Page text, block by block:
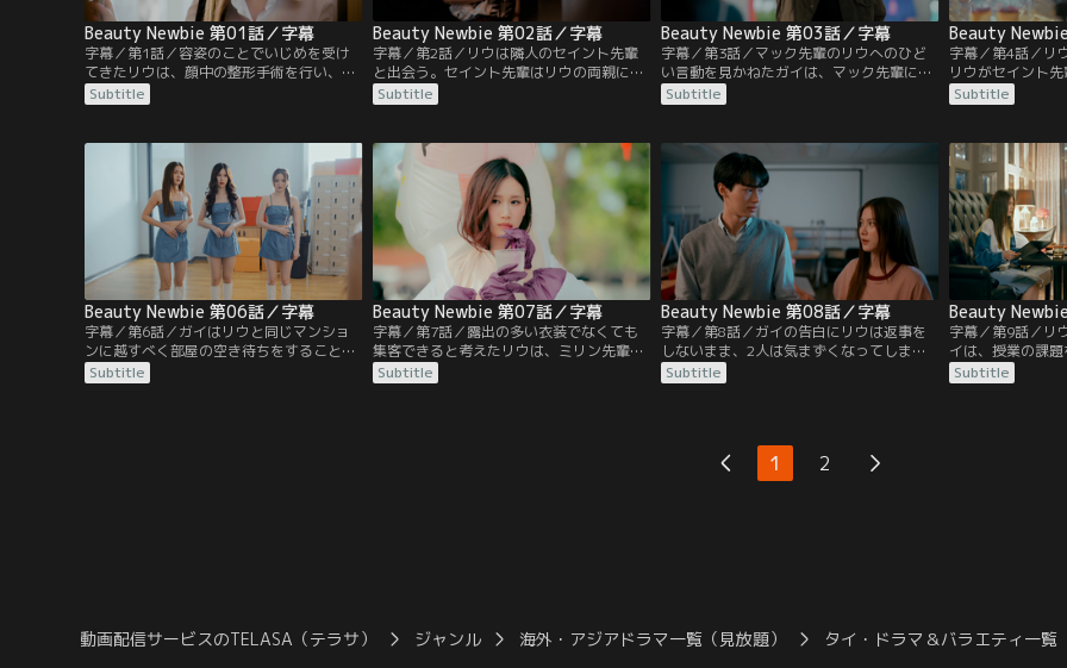
Beauty Newbie 第01話／字幕
字幕／第1話／容姿のことでいじめを受け
てきたリウは、顔中の整形手術を行い、新
しい顔で大学に入学。そこで、フェーに出
会い人生で初めての友達ができる。しか
んなに整形の事実を伝えることになってし
まう。そんな中、リウは整形前の自分を知
るガイから、フェーと友達になるなと言わ
Subtitle
Beauty Newbie 第02話／字幕
字幕／第2話／リウは隣人のセイント先輩
と出会う。セイント先輩はリウの両親に気
に入られ、リウの面倒を頼まれていた。一
方フェーは、ミスコン代表を辞退するリウ
を買って出る。そんな中、リウはマック先
輩から突然告白される。それを見ていたフ
ェーは、リウが席をはずした隙にマック先
輩に近づき…。
Subtitle
Beauty Newbie 第03話／字幕
字幕／第3話／マック先輩のリウへのひど
い言動を見かねたガイは、マック先輩に手
を出しそのまま騒動に発展。教授にバレて
しまうが、セイント先輩がガイを助けてく
ックに余計なことを頼んでしまった”と謝
り、これからは自分がリウの面倒を見ると
伝える。そんな中、フェーは新たな策略を
Subtitle
Beauty
字幕／第4話／リ
リウがセイント
姿を見てしまう
らは自分がリウ
先輩に送った黒
て証拠捜しを始
は大学をサボっ
いき…。
Subtitle
Beauty Newbie 第06話／字幕
字幕／第6話／ガイはリウと同じマンショ
ンに越すべく部屋の空き待ちをすること
に。そんな中、大学では学園祭が行われる
ことになり、リウたちは化学科の伝統で露
Subtitle
Beauty Newbie 第07話／字幕
字幕／第7話／露出の多い衣装でなくても
集客できると考えたリウは、ミリン先輩た
ちに相談し実行に移す。アイデアが功を奏
し成功すると思われたが、フェーが熱中症
Subtitle
Beauty Newbie 第08話／字幕
字幕／第8話／ガイの告白にリウは返事を
しないまま、2人は気まずくなってしま
う。SNSでは、学園祭の時に倒れたフェー
をガイが介抱したことで、2人はお似合い
を逃すばかり。そんな中、セイント先輩が
リウを香水博物館でのイベントに誘い…。
Subtitle
Beauty
字幕／第9話／リ
イは、授業の課
とペアを組んだ
わざわざ野外の
Subtitle
1 2
動画配信サービスのTELASA（テラサ） ジャンル 海外・アジアドラマ一覧（見放題） タイ・ドラマ＆バラエティ一覧